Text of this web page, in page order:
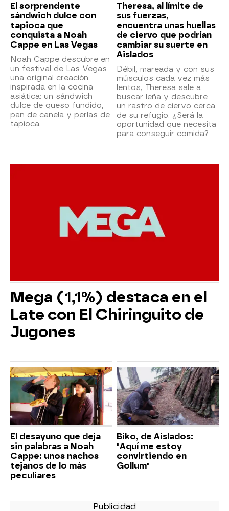
El sorprendente
sándwich dulce con
tapioca que
conquista a Noah
Cappe en Las Vegas
Noah Cappe descubre en
un festival de Las Vegas
una original creación
inspirada en la cocina
asiática: un sándwich
dulce de queso fundido,
pan de canela y perlas de
tapioca.
Theresa, al límite de
sus fuerzas,
encuentra unas huellas
de ciervo que podrían
cambiar su suerte en
Aislados
Débil, mareada y con sus
músculos cada vez más
lentos, Theresa sale a
buscar leña y descubre
un rastro de ciervo cerca
de su refugio. ¿Será la
oportunidad que necesita
para conseguir comida?
Mega (1,1%) destaca en el
Late con El Chiringuito de
Jugones
El desayuno que deja
sin palabras a Noah
Cappe: unos nachos
tejanos de lo más
peculiares
Biko, de Aislados:
"Aquí me estoy
convirtiendo en
Gollum"